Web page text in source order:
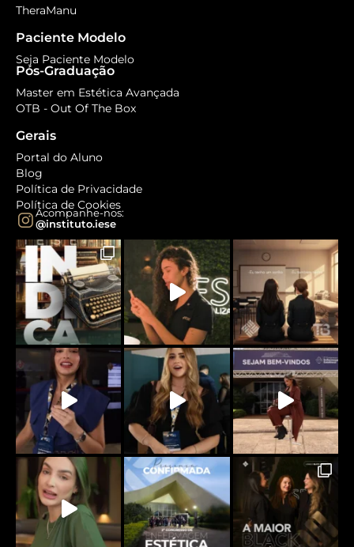
TheraManu
Paciente Modelo
Seja Paciente Modelo
Pós-Graduação
Master em Estética Avançada
OTB - Out Of The Box
Gerais
Portal do Aluno
Blog
Política de Privacidade
Política de Cookies
Acompanhe-nos:
@instituto.iese